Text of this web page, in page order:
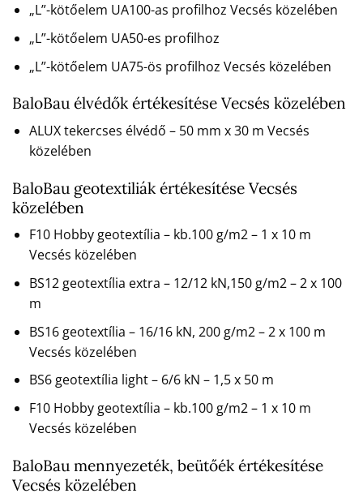
„L”-kötőelem UA100-as profilhoz Vecsés közelében
„L”-kötőelem UA50-es profilhoz
„L”-kötőelem UA75-ös profilhoz Vecsés közelében
BaloBau élvédők értékesítése Vecsés közelében
ALUX tekercses élvédő – 50 mm x 30 m Vecsés
közelében
BaloBau geotextiliák értékesítése Vecsés
közelében
F10 Hobby geotextília – kb.100 g/m2 – 1 x 10 m
Vecsés közelében
BS12 geotextília extra – 12/12 kN,150 g/m2 – 2 x 100
m
BS16 geotextília – 16/16 kN, 200 g/m2 – 2 x 100 m
Vecsés közelében
BS6 geotextília light – 6/6 kN – 1,5 x 50 m
F10 Hobby geotextília – kb.100 g/m2 – 1 x 10 m
Vecsés közelében
BaloBau mennyezeték, beütőék értékesítése
Vecsés közelében